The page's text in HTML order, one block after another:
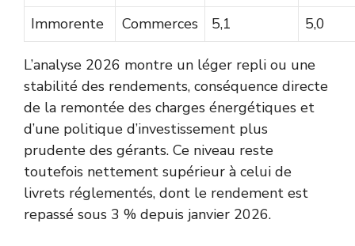
Immorente Commerces 5,1 5,0
L’analyse 2026 montre un léger repli ou une
stabilité des rendements, conséquence directe
de la remontée des charges énergétiques et
d’une politique d’investissement plus
prudente des gérants. Ce niveau reste
toutefois nettement supérieur à celui de
livrets réglementés, dont le rendement est
repassé sous 3 % depuis janvier 2026.